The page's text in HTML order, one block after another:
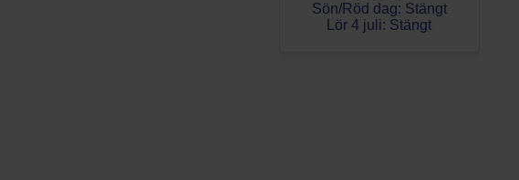
Sön/Röd dag: Stängt
Lör 4 juli: Stängt